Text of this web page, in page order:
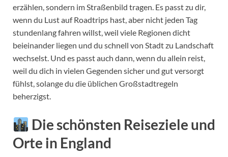
erzählen, sondern im Straßenbild tragen. Es passt zu dir,
wenn du Lust auf Roadtrips hast, aber nicht jeden Tag
stundenlang fahren willst, weil viele Regionen dicht
beieinander liegen und du schnell von Stadt zu Landschaft
wechselst. Und es passt auch dann, wenn du allein reist,
weil du dich in vielen Gegenden sicher und gut versorgt
fühlst, solange du die üblichen Großstadtregeln
beherzigst.
Die schönsten Reiseziele und
Orte in England